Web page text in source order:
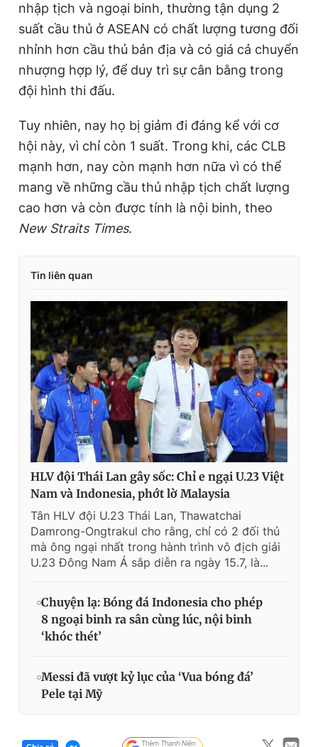
nhập tịch và ngoại binh, thường tận dụng 2
suất cầu thủ ở ASEAN có chất lượng tương đối
nhỉnh hơn cầu thủ bản địa và có giá cả chuyển
nhượng hợp lý, để duy trì sự cân bằng trong
đội hình thi đấu.
Tuy nhiên, nay họ bị giảm đi đáng kể với cơ
hội này, vì chỉ còn 1 suất. Trong khi, các CLB
mạnh hơn, nay còn mạnh hơn nữa vì có thể
mang về những cầu thủ nhập tịch chất lượng
cao hơn và còn được tính là nội binh, theo
New Straits Times.
Tin liên quan
HLV đội Thái Lan gây sốc: Chỉ e ngại U.23 Việt
Nam và Indonesia, phớt lờ Malaysia
Tân HLV đội U.23 Thái Lan, Thawatchai
Damrong-Ongtrakul cho rằng, chỉ có 2 đối thủ
mà ông ngại nhất trong hành trình vô địch giải
U.23 Đông Nam Á sắp diễn ra ngày 15.7, là...
Chuyện lạ: Bóng đá Indonesia cho phép
8 ngoại binh ra sân cùng lúc, nội binh
‘khóc thét’
Messi đã vượt kỷ lục của ‘Vua bóng đá’
Pele tại Mỹ